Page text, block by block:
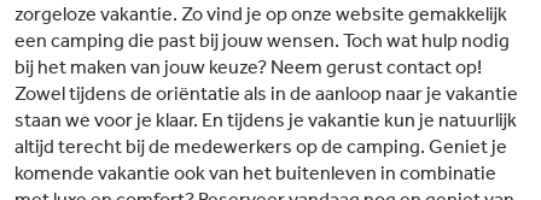
zorgeloze vakantie. Zo vind je op onze website gemakkelijk
een camping die past bij jouw wensen. Toch wat hulp nodig
bij het maken van jouw keuze? Neem gerust contact op!
Zowel tijdens de oriëntatie als in de aanloop naar je vakantie
staan we voor je klaar. En tijdens je vakantie kun je natuurlijk
altijd terecht bij de medewerkers op de camping. Geniet je
komende vakantie ook van het buitenleven in combinatie